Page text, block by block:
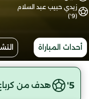
زيدي حبيب عبد السلام
(9')
أحداث المباراة
5' هدف من